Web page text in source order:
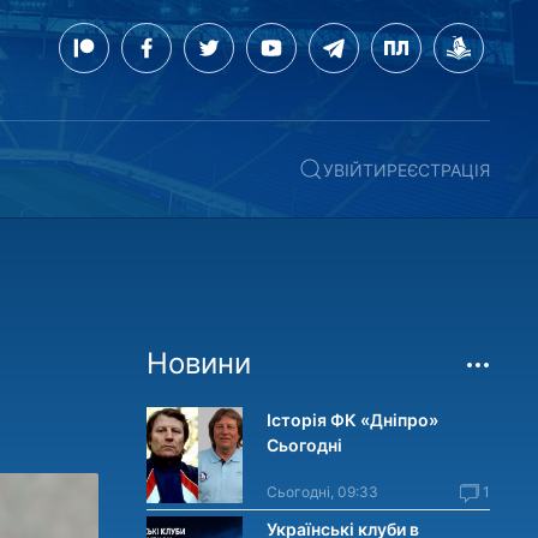
УВІЙТИРЕЄСТРАЦІЯ
Новини
Історія ФК «Дніпро»
Сьогодні
Сьогодні, 09:33 1
Українські клуби в